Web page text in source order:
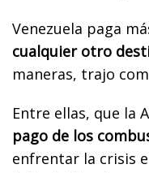
Venezuela paga
cualquier otro
maneras, trajo
Entre ellas, que la
pago de los
enfrentar la crisis